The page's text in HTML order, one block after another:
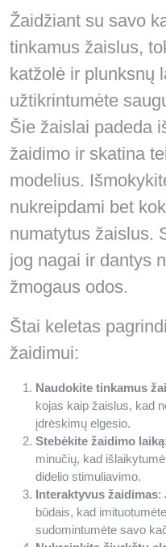
Žaidžiant su savo
tinkamus žaislus,
katžolė ir plunksnų
užtikrintumėte
Šie žaislai padeda
žaidimo ir skatina
modelius.
nukreipdami bet
numatytus žaislus.
jog nagai ir dantys
žmogaus odos.
Štai keletas
žaidimui:
Naudokite tinkamus
kojas kaip žaislus, kad
įdrėskimų elgesio.
Stebėkite žaidimo laiką
minučių, kad
didelio stimuliavimo.
Interaktyvus žaidimas:
būdais, kad
sudomintumėte savo